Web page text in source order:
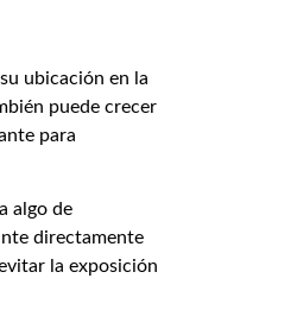
ubicación en la
puede crecer
para
algo de
directamente
la exposición